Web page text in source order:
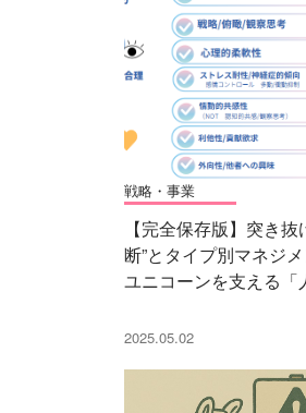
戦略・事業
【完全保存版】突き
断”とタイプ別マネジ
ユニコーンを支える「
2025.05.02